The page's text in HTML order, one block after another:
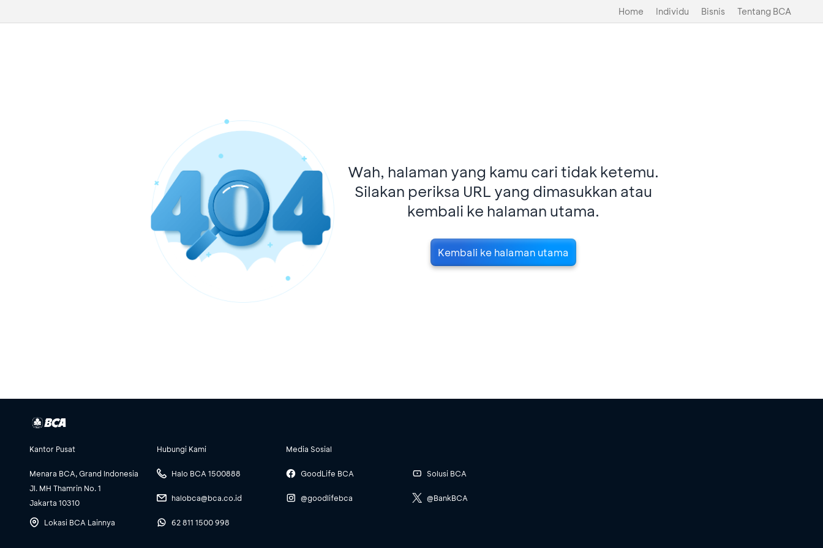
Home Individu Bisnis Tentang BCA
Wah, halaman yang kamu cari tidak ketemu.
Silakan periksa URL yang dimasukkan atau
kembali ke halaman utama.
Kembali ke halaman utama
Kantor Pusat
Menara BCA, Grand Indonesia
Jl. MH Thamrin No. 1
Jakarta 10310
Lokasi BCA Lainnya
Hubungi Kami
Halo BCA 1500888
halobca@bca.co.id
62 811 1500 998
Media Sosial
GoodLife BCA
@goodlifebca
Solusi BCA
@BankBCA